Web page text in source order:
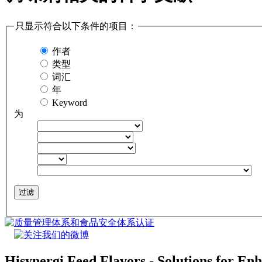
只显示符合以下条件的项目：
作者
类型
词汇
年
Keyword
为